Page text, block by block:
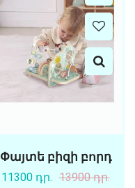
Փայտե բիզի բորդ
11300 դր. 13900 դր.